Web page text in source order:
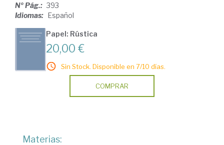
Nº Pág.: 393
Idiomas: Español
Papel: Rústica
20,00 €
Sin Stock. Disponible en 7/10 días.
COMPRAR
Materias: